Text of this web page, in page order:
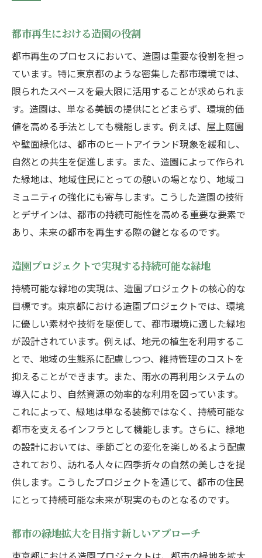
魅力
古典美と現代性を兼ね備えた庭園
伝統技術が生かされる現代造園
東京都の造園デザインに見る新旧の調和
アートとしての造園デザインの進化
歴史と未来をつなぐ庭園のデザイン
造園が描く東京の文化的風景
都市の喧騒を忘れる東京都の造園がもたらす静
寂
造園が提供する癒しの効果
都会の中の静寂を楽しむ庭園
静寂を生む造園のデザイン要素
自然音と造園の調和によるリラクゼーショ
ン
心を落ち着ける造園空間の創造
四季折々の植物で彩られた東京都の造園の美し
さ
四季を感じる庭園のデザイン
春の息吹を伝える造園
夏の涼を演出する緑地
秋の彩り豊かな庭園
冬の静寂と凛とした美
四季折々の植物が織りなす造園の魅力
東京都における造園の技術が生む空間の広がり
限られたスペースでの造園の工夫
都市再生における造園の役割
都市再生のプロセスにおいて、造園は重要な役割を担っ
ています。特に東京都のような密集した都市環境では、
限られたスペースを最大限に活用することが求められま
す。造園は、単なる美観の提供にとどまらず、環境的価
値を高める手法としても機能します。例えば、屋上庭園
や壁面緑化は、都市のヒートアイランド現象を緩和し、
自然との共生を促進します。また、造園によって作られ
た緑地は、地域住民にとっての憩いの場となり、地域コ
ミュニティの強化にも寄与します。こうした造園の技術
とデザインは、都市の持続可能性を高める重要な要素で
あり、未来の都市を再生する際の鍵となるのです。
造園プロジェクトで実現する持続可能な緑地
持続可能な緑地の実現は、造園プロジェクトの核心的な
目標です。東京都における造園プロジェクトでは、環境
に優しい素材や技術を駆使して、都市環境に適した緑地
が設計されています。例えば、地元の植生を利用するこ
とで、地域の生態系に配慮しつつ、維持管理のコストを
抑えることができます。また、雨水の再利用システムの
導入により、自然資源の効率的な利用を図っています。
これによって、緑地は単なる装飾ではなく、持続可能な
都市を支えるインフラとして機能します。さらに、緑地
の設計においては、季節ごとの変化を楽しめるよう配慮
されており、訪れる人々に四季折々の自然の美しさを提
供します。こうしたプロジェクトを通じて、都市の住民
にとって持続可能な未来が現実のものとなるのです。
都市の緑地拡大を目指す新しいアプローチ